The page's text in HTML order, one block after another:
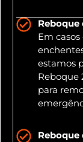
Reboque
Em
estamos
Reboque
para
Reboque